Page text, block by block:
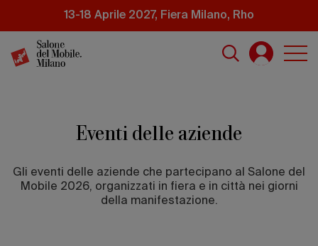
principale
13-18 Aprile 2027, Fiera Milano, Rho
Eventi delle aziende
Gli eventi delle aziende che partecipano al Salone del
Mobile 2026, organizzati in fiera e in città nei giorni
della manifestazione.